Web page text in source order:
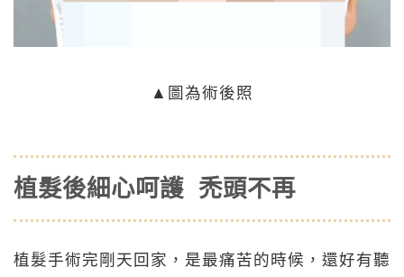
▲ 圖為術後照
植髮後細心呵護 禿頭不再
植髮手術完剛天回家，是最痛苦的時候，還好有聽